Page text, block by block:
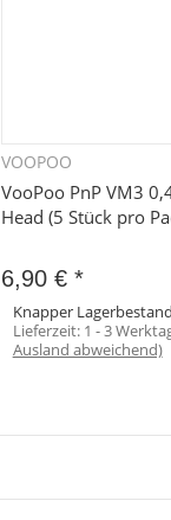
VOOPOO
VooPoo PnP VM3
Head (5 Stück pro
6,90 € *
Knapper Lagerbestand
Lieferzeit: 1 - 3
Ausland abweichend)